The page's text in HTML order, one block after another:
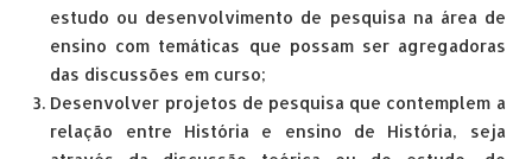
estudo ou desenvolvimento de pesquisa na área de
ensino com temáticas que possam ser agregadoras
das discussões em curso;
Desenvolver projetos de pesquisa que contemplem a
relação entre História e ensino de História, seja